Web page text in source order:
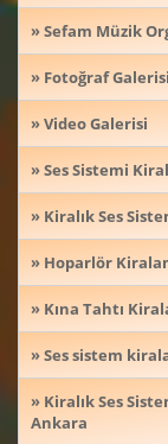
» Sefam Müzik
» Fotoğraf Galerisi
» Video Galerisi
» Ses Sistemi
» Kiralık Ses
» Hoparlör
» Kına Tahtı
» Ses sistem
» Kiralık Ses
Ankara